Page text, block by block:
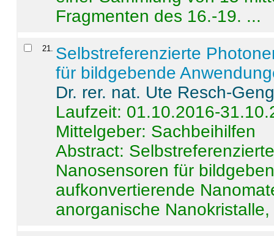
Fragmenten des 16.-19. ...
21
Selbstreferenzierte
für bildgebende
Dr. rer. nat. Ute Resch-
Laufzeit: 01.10.2016-
Mittelgeber: Sachbeihilfen
Abstract:
Nanosensoren für
aufkonvertierende
anorganische